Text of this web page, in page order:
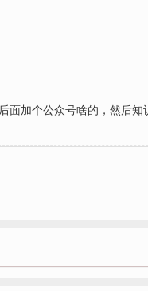
加个公众号啥的，然后